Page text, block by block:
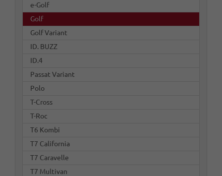
e-Golf
Golf
Golf Variant
ID. BUZZ
ID.4
Passat Variant
Polo
T-Cross
T-Roc
T6 Kombi
T7 California
T7 Caravelle
T7 Multivan